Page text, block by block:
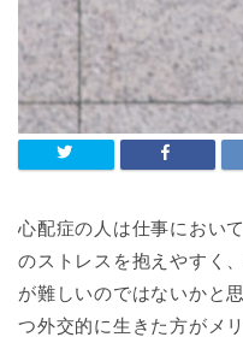
心配症の人は仕事におい
のストレスを抱えやすく
が難しいのではないかと
つ外交的に生きた方がメ